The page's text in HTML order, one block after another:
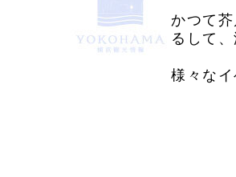
かつて
るして
様々な